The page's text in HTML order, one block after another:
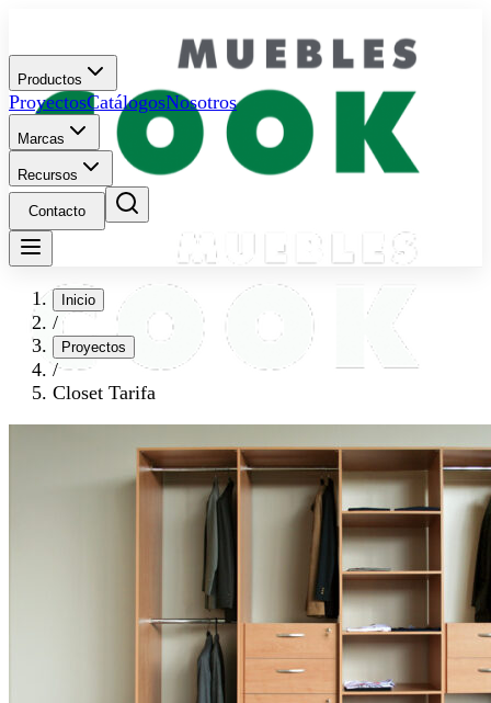
Productos
ProyectosCatálogosNosotros
Marcas
Recursos
Contacto
Inicio
/
Proyectos
/
Closet Tarifa